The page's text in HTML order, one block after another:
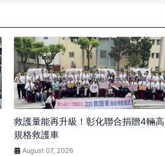
救護量能再升級！彰化聯合捐贈4輛高
規格救護車
August 07, 2026